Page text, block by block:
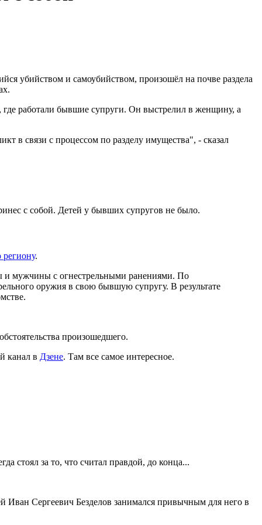
убийством и самоубийством, произошёл на почве раздела
работали бывшие супруги. Он выстрелил в женщину, а
в связи с процессом по разделу имущества", - сказал
с собой. Детей у бывших супругов не было.
.
и мужчины с огнестрельными ранениями. По
оружия в свою бывшую супругу. В результате
произошедшего.
канал в Дзене. Там все самое интересное.
стоял за то, что считал правдой, до конца...
Иван Сергеевич Безделов занимался привычным для него в